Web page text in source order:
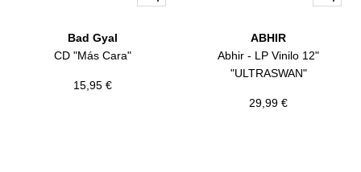
Añadir
Bad Gyal
CD "Más Cara"
Precio
15,95 €
Añadir
ABHIR
Abhir - LP Vinilo 12"
"ULTRASWAN"
Precio
29,99 €